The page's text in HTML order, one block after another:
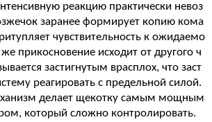
реакцию практически невоз
заранее формирует копию кома
чувствительность к ожидаемо
прикосновение исходит от другого ч
застигнутым врасплох, что заст
реагировать с предельной силой.
делает щекотку самым мощным
который сложно контролировать.